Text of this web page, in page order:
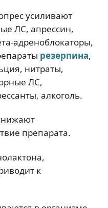
усиливают
ЛС, апрессин,
адреноблокаторы,
резерпина,
нитраты,
ЛС,
алкоголь.
препарата.
к